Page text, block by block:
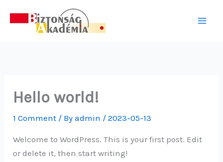
Hello world!
1 Comment / Byadmin /2023-05-13
Welcome to WordPress. This is your first post. Edit
or delete it, then start writing!